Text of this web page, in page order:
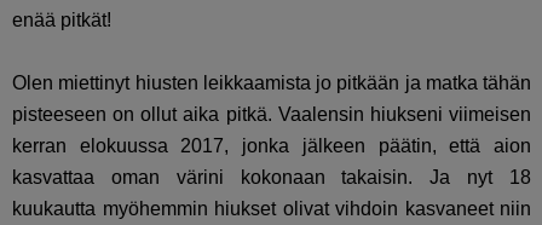
enää pitkät!
Olen miettinyt hiusten leikkaamista jo pitkään ja matka tähän
pisteeseen on ollut aika pitkä. Vaalensin hiukseni viimeisen
kerran elokuussa 2017, jonka jälkeen päätin, että aion
kasvattaa oman värini kokonaan takaisin. Ja nyt 18
kuukautta myöhemmin hiukset olivat vihdoin kasvaneet niin